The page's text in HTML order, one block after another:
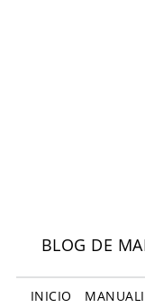
BLOG DE
INICIO